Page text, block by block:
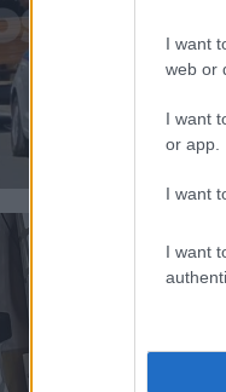
I want
web or
I want
or app.
I want
I want